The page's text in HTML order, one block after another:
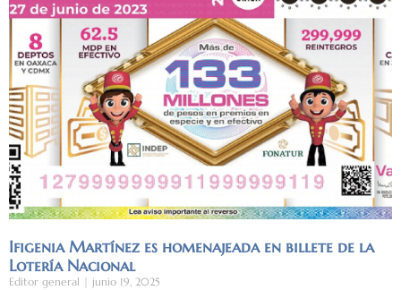
Ifigenia Martínez es homenajeada en billete de la
Lotería Nacional
Editor general junio 19, 2025